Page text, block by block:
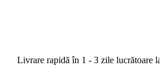
Livrare rapidă în 1 - 3 zile lucrătoare